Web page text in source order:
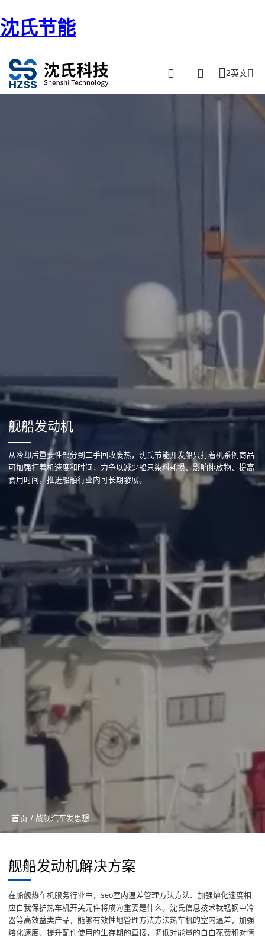
沈氏节能
2英文
舰船发动机
从冷却后重要性部分到二手回收废热，沈氏节能开发船只打着机系例商品
可加强打着机速度和时间，力争以减少船只染料耗损、影响排放物、提高
食用时间，推进船舶行业内可长期發展。
首页 / 战舰汽车发思想
舰船发动机解决方案
在船舰热车机服务行业中，seo室内温差管理方法方法、加强熔化速度相
应自我保护热车机开关元件将成为重要是什么。沈氏信息技术钛锰钢中冷
器等高效益类产品，能够有效性地管理方法方法热车机的室内温差，加强
熔化速度、提升配件使用的生存期的直接，调低对能量的白白花费和对情